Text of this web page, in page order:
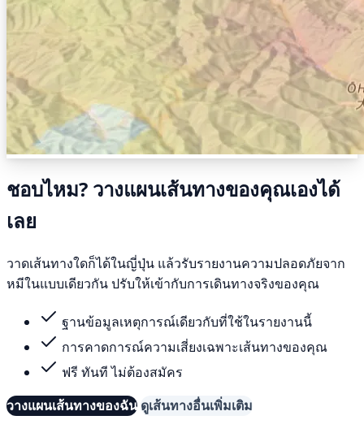
ชอบไหม? วางแผนเส้นทางของคุณเองได้
เลย
วาดเส้นทางใดก็ได้ในญี่ปุ่น แล้วรับรายงานความปลอดภัยจาก
หมีในแบบเดียวกัน ปรับให้เข้ากับการเดินทางจริงของคุณ
ฐานข้อมูลเหตุการณ์เดียวกับที่ใช้ในรายงานนี้
การคาดการณ์ความเสี่ยงเฉพาะเส้นทางของคุณ
ฟรี ทันที ไม่ต้องสมัคร
วางแผนเส้นทางของฉัน ดูเส้นทางอื่นเพิ่มเติม